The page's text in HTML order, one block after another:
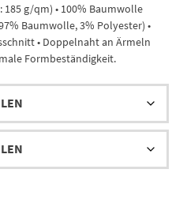
185 g/qm) • 100% Baumwolle
Baumwolle, 3% Polyester) •
• Doppelnaht an Ärmeln
Formbeständigkeit.